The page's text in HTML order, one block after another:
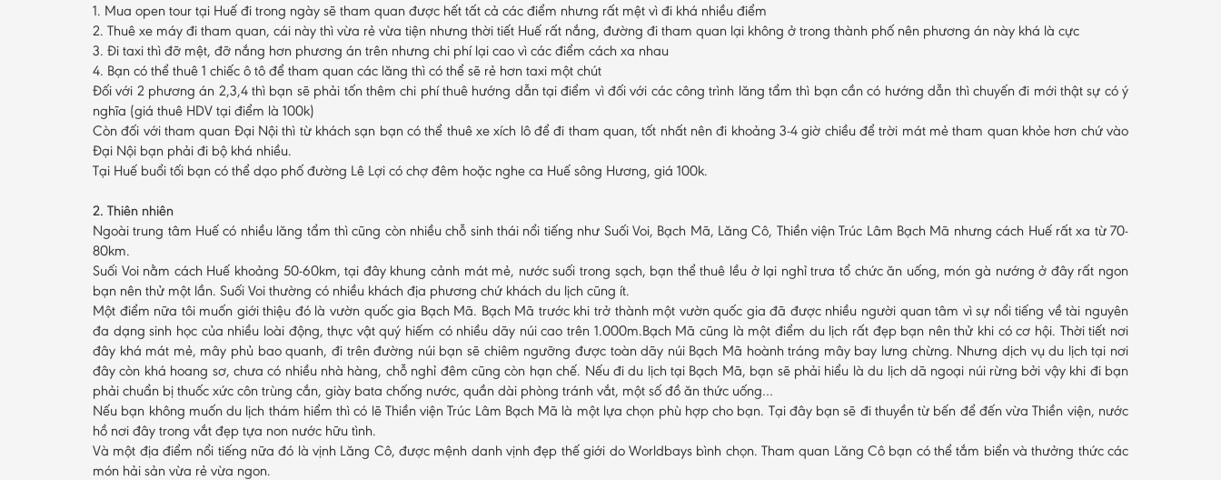
1. Mua open tour tại Huế đi trong ngày sẽ tham quan được hết tất cả các điểm nhưng rất mệt vì đi khá nhiều điểm
2. Thuê xe máy đi tham quan, cái này thì vừa rẻ vừa tiện nhưng thời tiết Huế rất nắng, đường đi tham quan lại không ở trong thành phố nên phương án này khá là cực
3. Đi taxi thì đỡ mệt, đỡ nắng hơn phương án trên nhưng chi phí lại cao vì các điểm cách xa nhau
4. Bạn có thể thuê 1 chiếc ô tô để tham quan các lăng thì có thể sẽ rẻ hơn taxi một chút
Đối với 2 phương án 2,3,4 thì bạn sẽ phải tốn thêm chi phí thuê hướng dẫn tại điểm vì đối với các công trình lăng tẩm thì bạn cần có hướng dẫn thì chuyến đi mới thật sự có ý
nghĩa (giá thuê HDV tại điểm là 100k)
Còn đối với tham quan Đại Nội thì từ khách sạn bạn có thể thuê xe xích lô để đi tham quan, tốt nhất nên đi khoảng 3-4 giờ chiều để trời mát mẻ tham quan khỏe hơn chứ vào
Đại Nội bạn phải đi bộ khá nhiều.
Tại Huế buổi tối bạn có thể dạo phố đường Lê Lợi có chợ đêm hoặc nghe ca Huế sông Hương, giá 100k.
2. Thiên nhiên
Ngoài trung tâm Huế có nhiều lăng tẩm thì cũng còn nhiều chỗ sinh thái nổi tiếng như Suối Voi, Bạch Mã, Lăng Cô, Thiền viện Trúc Lâm Bạch Mã nhưng cách Huế rất xa từ 70-
80km.
Suối Voi nằm cách Huế khoảng 50-60km, tại đây khung cảnh mát mẻ, nước suối trong sạch, bạn thể thuê lều ở lại nghỉ trưa tổ chức ăn uống, món gà nướng ở đây rất ngon
bạn nên thử một lần. Suối Voi thường có nhiều khách địa phương chứ khách du lịch cũng ít.
Một điểm nữa tôi muốn giới thiệu đó là vườn quốc gia Bạch Mã. Bạch Mã trước khi trở thành một vườn quốc gia đã được nhiều người quan tâm vì sự nổi tiếng về tài nguyên
đa dạng sinh học của nhiều loài động, thực vật quý hiếm có nhiều dãy núi cao trên 1.000m.Bạch Mã cũng là một điểm du lịch rất đẹp bạn nên thử khi có cơ hội. Thời tiết nơi
đây khá mát mẻ, mây phủ bao quanh, đi trên đường núi bạn sẽ chiêm ngưỡng được toàn dãy núi Bạch Mã hoành tráng mây bay lưng chừng. Nhưng dịch vụ du lịch tại nơi
đây còn khá hoang sơ, chưa có nhiều nhà hàng, chỗ nghỉ đêm cũng còn hạn chế. Nếu đi du lịch tại Bạch Mã, bạn sẽ phải hiểu là du lịch dã ngoại núi rừng bởi vậy khi đi bạn
phải chuẩn bị thuốc xức côn trùng cắn, giày bata chống nước, quần dài phòng tránh vắt, một số đồ ăn thức uống…
Nếu bạn không muốn du lịch thám hiểm thì có lẽ Thiền viện Trúc Lâm Bạch Mã là một lựa chọn phù hợp cho bạn. Tại đây bạn sẽ đi thuyền từ bến để đến vừa Thiền viện, nước
hồ nơi đây trong vắt đẹp tựa non nước hữu tình.
Và một địa điểm nổi tiếng nữa đó là vịnh Lăng Cô, được mệnh danh vịnh đẹp thế giới do Worldbays bình chọn. Tham quan Lăng Cô bạn có thể tắm biển và thưởng thức các
món hải sản vừa rẻ vừa ngon.